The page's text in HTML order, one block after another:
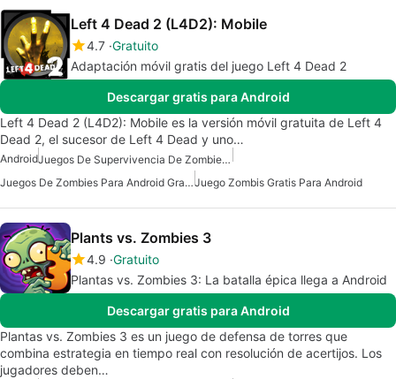
Left 4 Dead 2 (L4D2): Mobile
4.7 Gratuito
Adaptación móvil gratis del juego Left 4 Dead 2
Descargar gratis para Android
Left 4 Dead 2 (L4D2): Mobile es la versión móvil gratuita de Left 4
Dead 2, el sucesor de Left 4 Dead y uno…
Android
Juegos De Supervivencia De Zombies Para Android Gratis
Juegos De Zombies Para Android GratisJuego Zombis Gratis Para Android
Plants vs. Zombies 3
4.9 Gratuito
Plantas vs. Zombies 3: La batalla épica llega a Android
Descargar gratis para Android
Plantas vs. Zombies 3 es un juego de defensa de torres que
combina estrategia en tiempo real con resolución de acertijos. Los
jugadores deben…